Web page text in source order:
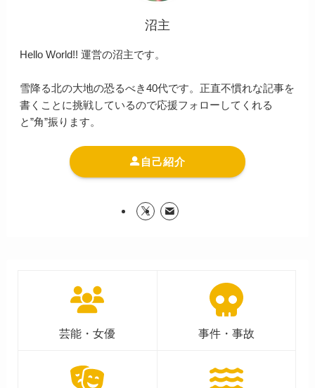
沼主
Hello World!! 運営の沼主です。
雪降る北の大地の恐るべき40代です。正直不慣れな記事を
書くことに挑戦しているので応援フォローしてくれる
と”角”振ります。
自己紹介
芸能・女優 事件・事故